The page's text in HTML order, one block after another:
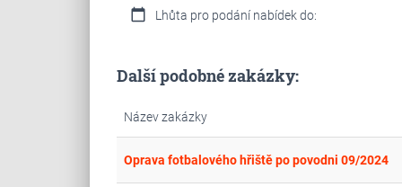
calendar_today Lhůta pro podání nabídek do:
Další podobné zakázky:
Název zakázky
Oprava fotbalového hřiště po povodni 09/2024